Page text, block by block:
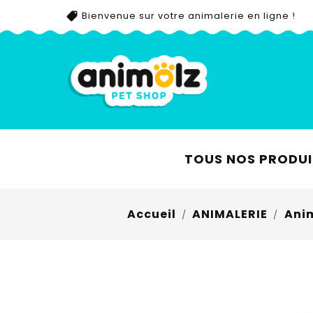
Bienvenue sur votre animalerie en ligne !
TOUS NOS
Accueil ANIMALERIE